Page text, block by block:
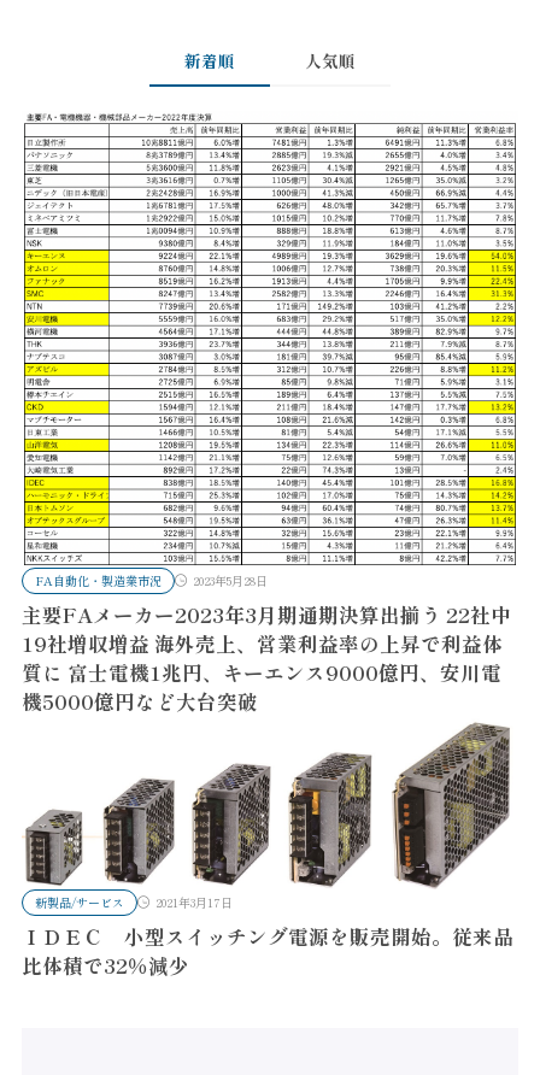
新着順 人気順
FA自動化・製造業市況 2023年5月28日
主要FAメーカー2023年3月期通期決算出揃う 22社中
19社増収増益 海外売上、営業利益率の上昇で利益体
質に 富士電機1兆円、キーエンス9000億円、安川電
機5000億円など大台突破
新製品/サービス 2021年3月17日
ＩＤＥＣ 小型スイッチング電源を販売開始。従来品
比体積で32％減少